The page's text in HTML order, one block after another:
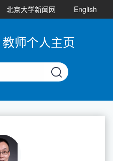
北京大学新闻网 English
教师个人主页